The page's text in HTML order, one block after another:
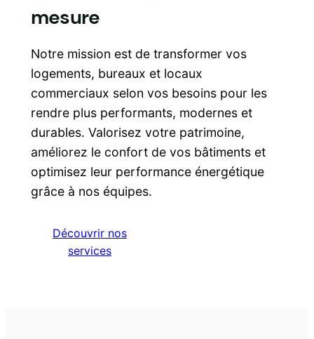
mesure
Notre mission est de transformer vos
logements, bureaux et locaux
commerciaux selon vos besoins pour les
rendre plus performants, modernes et
durables. Valorisez votre patrimoine,
améliorez le confort de vos bâtiments et
optimisez leur performance énergétique
grâce à nos équipes.
Découvrir nos
services